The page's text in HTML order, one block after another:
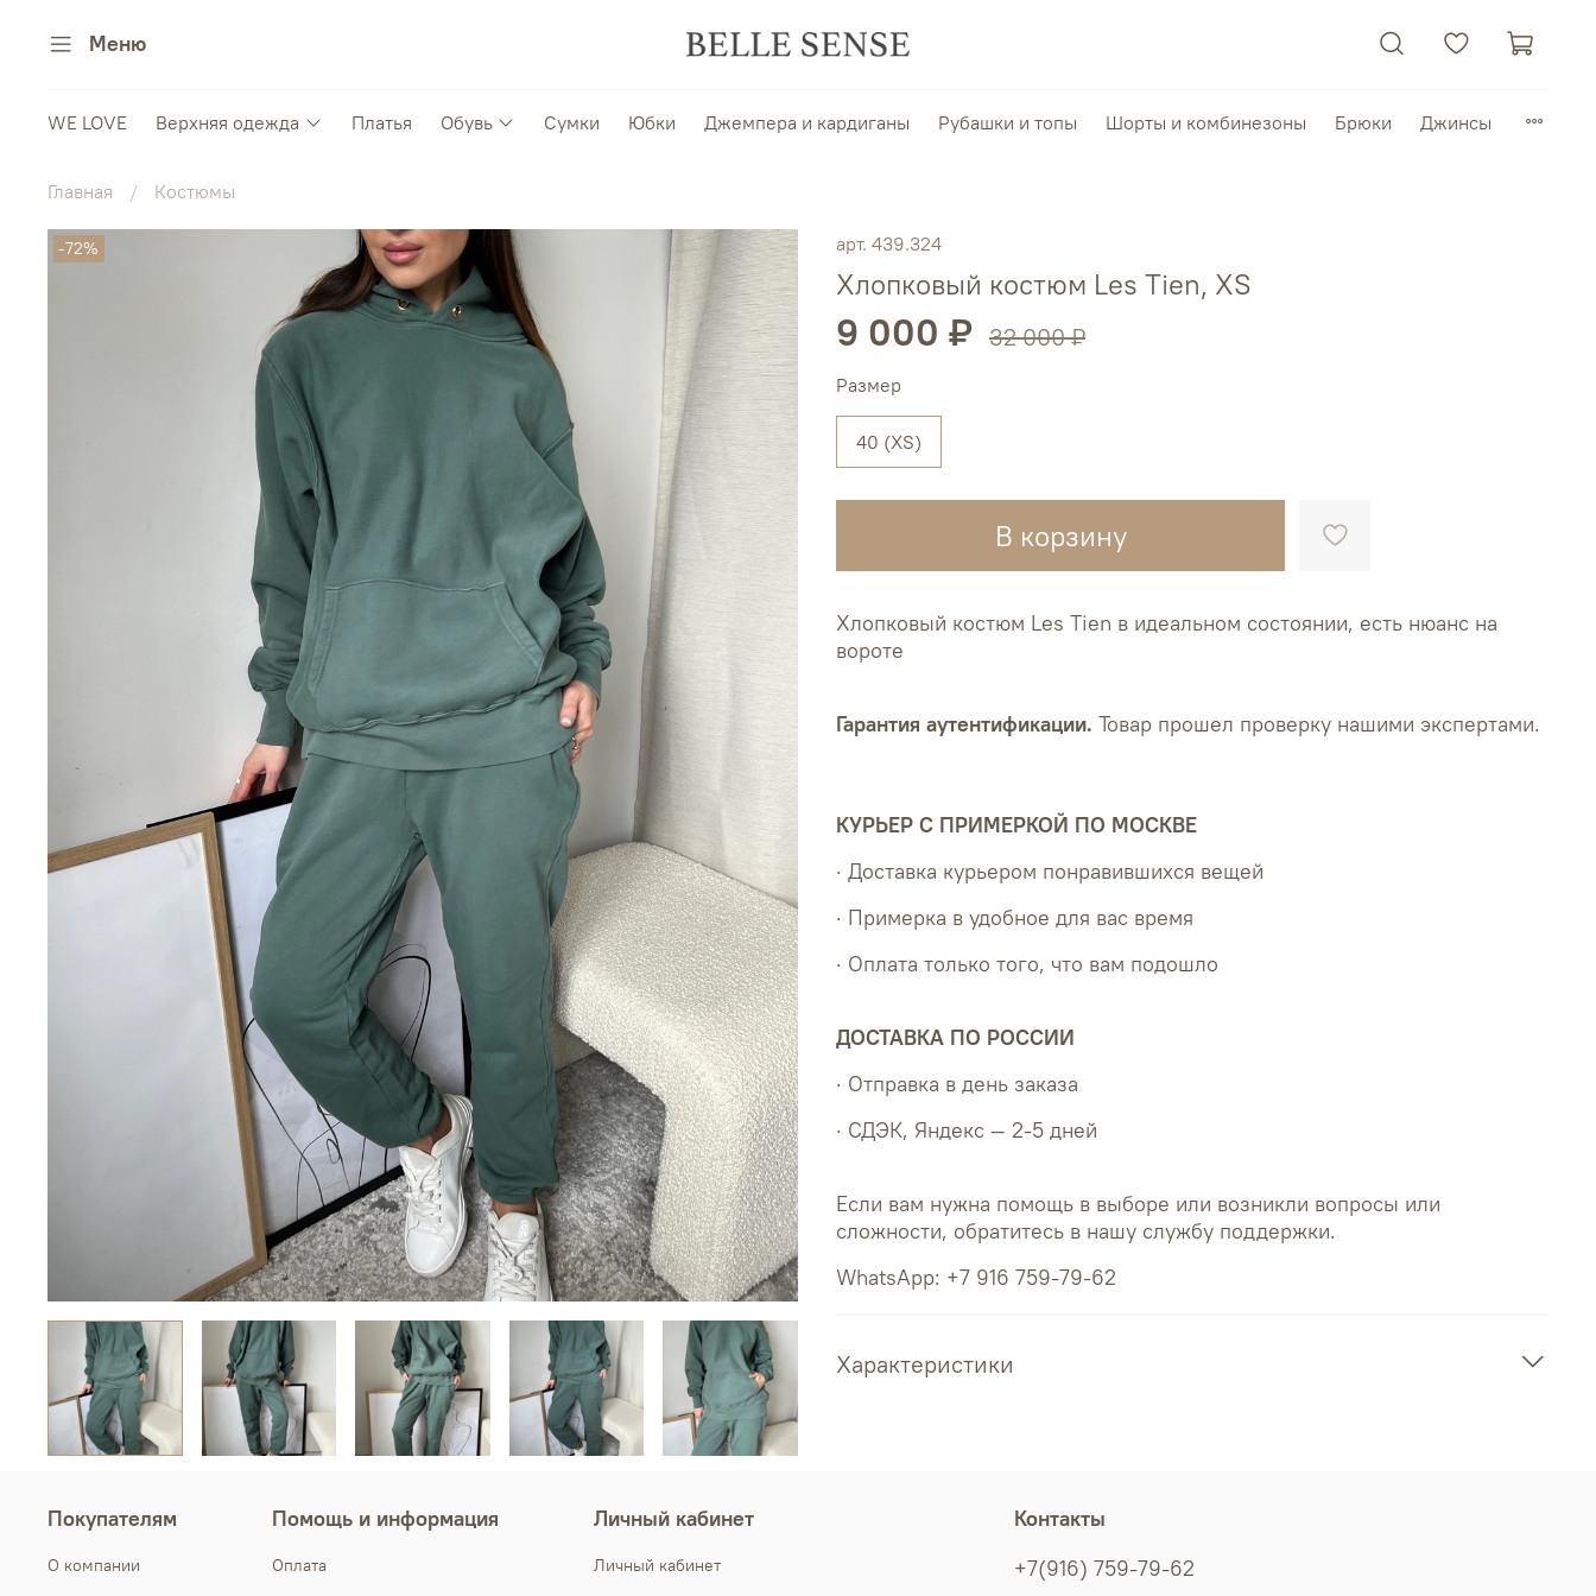
Меню
WE LOVE Верхняя одежда Платья Обувь Сумки Юбки Джемпера и кардиганы Рубашки и топы Шорты и комбинезоны Брюки Джинсы
Главная Костюмы
-72% арт. 439.324
Хлопковый костюм Les Tien, XS
9 000 ₽ 32 000 ₽
В корзину
Размер
40 (XS)
Хлопковый костюм Les Tien в идеальном состоянии, есть нюанс на
вороте
Гарантия аутентификации. Товар прошел проверку нашими экспертами.
КУРЬЕР С ПРИМЕРКОЙ ПО МОСКВЕ
· Доставка курьером понравившихся вещей
· Примерка в удобное для вас время
· Оплата только того, что вам подошло
ДОСТАВКА ПО РОССИИ
· Отправка в день заказа
· СДЭК, Яндекс — 2-5 дней
Если вам нужна помощь в выборе или возникли вопросы или
сложности, обратитесь в нашу службу поддержки.
WhatsApp: +7 916 759-79-62
Характеристики
Покупателям
О компании
Помощь и информация
Оплата
Личный кабинет
Личный кабинет
Контакты
+7(916) 759-79-62